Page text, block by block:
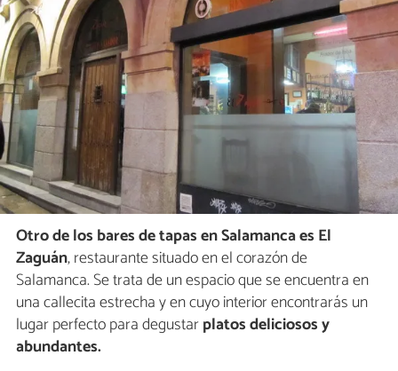
Otro de los bares de tapas en Salamanca es El
Zaguán, restaurante situado en el corazón de
Salamanca. Se trata de un espacio que se encuentra en
una callecita estrecha y en cuyo interior encontrarás un
lugar perfecto para degustarplatos deliciosos y
abundantes.